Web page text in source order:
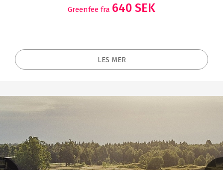
Greenfee fra 640 SEK
LES MER